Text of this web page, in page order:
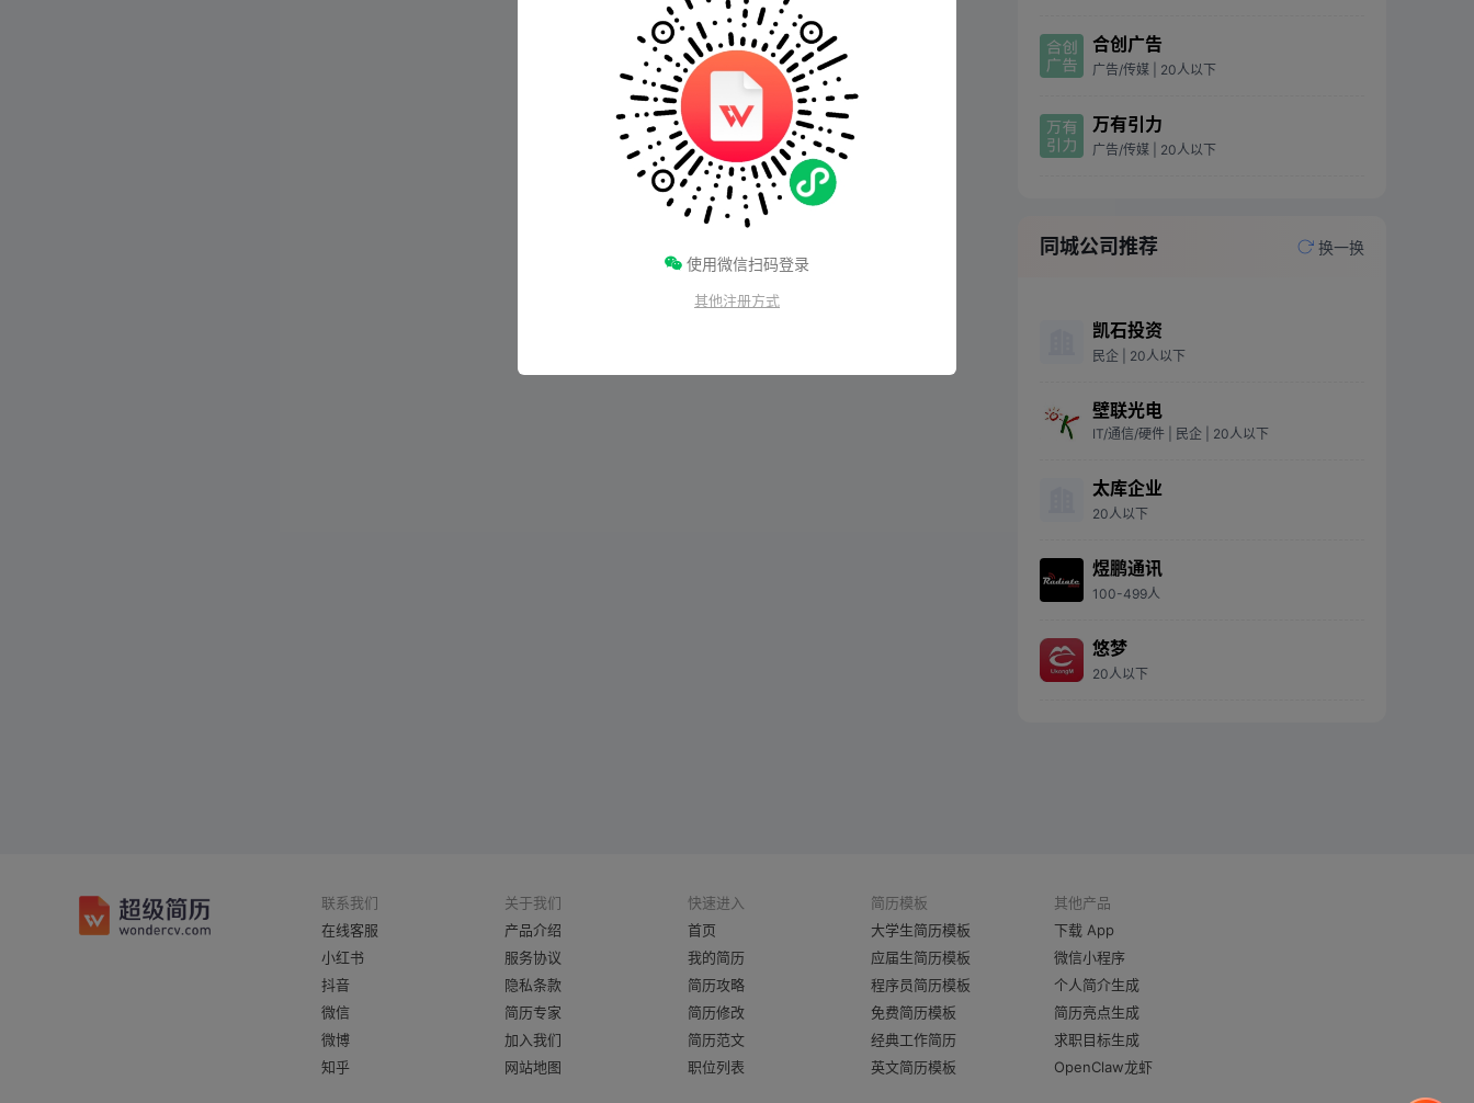
合创广告
广告/传媒 | 20人以下
万有引力
广告/传媒 | 20人以下
同城公司推荐 换一换
凯石投资
民企 | 20人以下
壁联光电
IT/通信/硬件 | 民企 | 20人以下
太库企业
20人以下
煜鹏通讯
100-499人
悠梦
20人以下
使用微信扫码登录
其他注册方式
联系我们
在线客服
小红书
抖音
微信
微博
知乎
关于我们
产品介绍
服务协议
隐私条款
简历专家
加入我们
网站地图
快速进入
首页
我的简历
简历攻略
简历修改
简历范文
职位列表
简历模板
大学生简历模板
应届生简历模板
程序员简历模板
免费简历模板
经典工作简历
英文简历模板
其他产品
下载 App
微信小程序
个人简介生成
简历亮点生成
求职目标生成
OpenClaw龙虾